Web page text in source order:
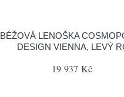
BÉŽOVÁ LENOŠKA
DESIGN VIENNA, LEVÝ
19 937 Kč